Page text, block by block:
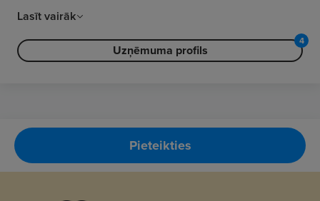
Lasīt vairāk
Uzņēmuma profils
4
Pieteikties